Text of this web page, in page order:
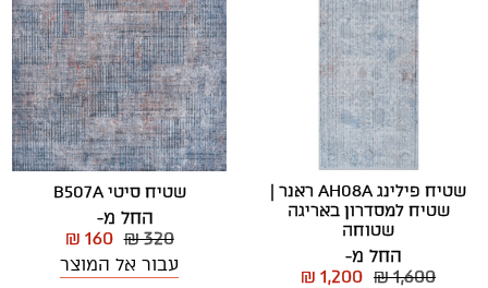
שטיח פילינג AH08A ראנר |
שטיח למסדרון באריגה
שטוחה
החל מ-
₪ 1,600
₪ 1,200
שטיח סיטי B507A
החל מ-
₪ 320
₪ 160
עבור אל המוצר